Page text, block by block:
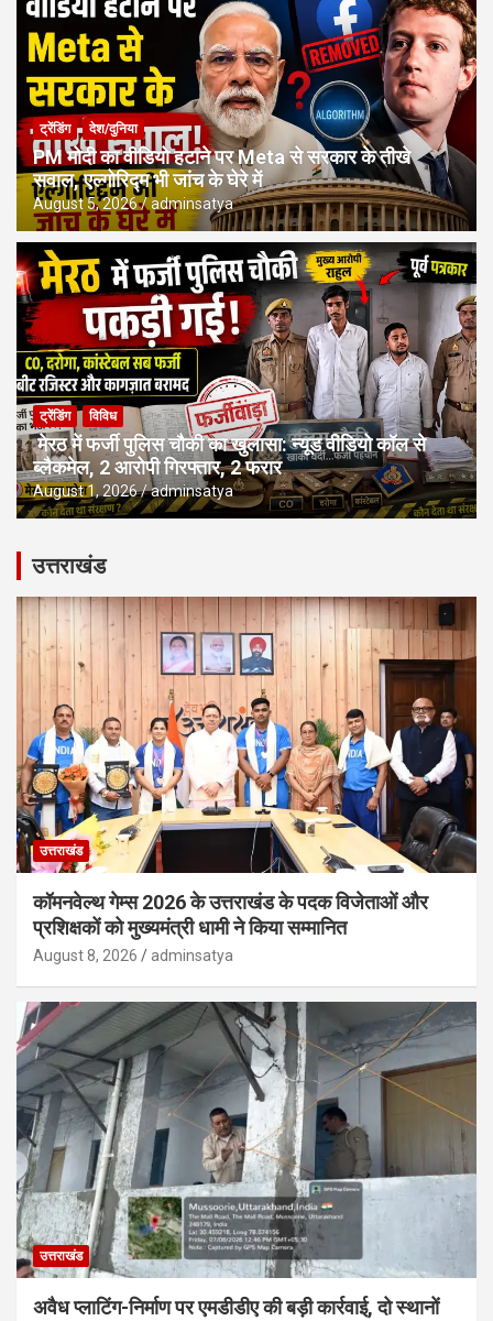
ट्रेंडिंग देश/दुनिया
PM मोदी का वीडियो हटाने पर Meta से सरकार के तीखे
सवाल, एल्गोरिद्म भी जांच के घेरे में
August 5, 2026 adminsatya
ट्रेंडिंग विविध
मेरठ में फर्जी पुलिस चौकी का खुलासा: न्यूड वीडियो कॉल से
ब्लैकमेल, 2 आरोपी गिरफ्तार, 2 फरार
August 1, 2026 adminsatya
उत्तराखंड
उत्तराखंड
कॉमनवेल्थ गेम्स 2026 के उत्तराखंड के पदक विजेताओं और
प्रशिक्षकों को मुख्यमंत्री धामी ने किया सम्मानित
August 8, 2026 adminsatya
उत्तराखंड
अवैध प्लाटिंग-निर्माण पर एमडीडीए की बड़ी कार्रवाई, दो स्थानों